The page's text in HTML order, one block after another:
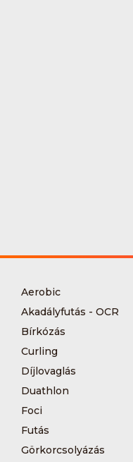
Aerobic
Akadályfutás - OCR
Bírkózás
Curling
Díjlovaglás
Duathlon
Foci
Futás
Görkorcsolyázás